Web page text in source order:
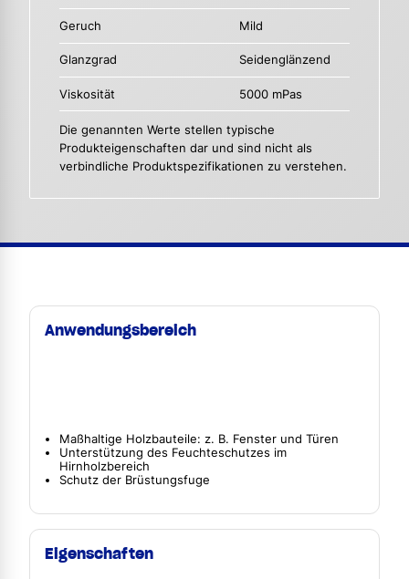
Geruch Mild
Glanzgrad Seidenglänzend
Viskosität 5000 mPas
Die genannten Werte stellen typische
Produkteigenschaften dar und sind nicht als
verbindliche Produktspezifikationen zu verstehen.
Anwendungsbereich
Maßhaltige Holzbauteile: z. B. Fenster und Türen
Unterstützung des Feuchteschutzes im
Hirnholzbereich
Schutz der Brüstungsfuge
Eigenschaften